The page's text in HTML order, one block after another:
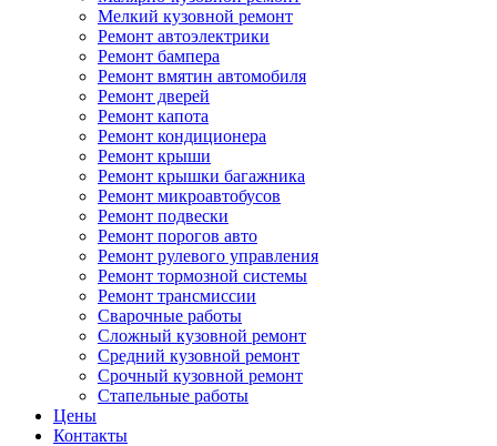
Мелкий кузовной ремонт
Ремонт автоэлектрики
Ремонт бампера
Ремонт вмятин автомобиля
Ремонт дверей
Ремонт капота
Ремонт кондиционера
Ремонт крыши
Ремонт крышки багажника
Ремонт микроавтобусов
Ремонт подвески
Ремонт порогов авто
Ремонт рулевого управления
Ремонт тормозной системы
Ремонт трансмиссии
Сварочные работы
Сложный кузовной ремонт
Средний кузовной ремонт
Срочный кузовной ремонт
Стапельные работы
Цены
Контакты